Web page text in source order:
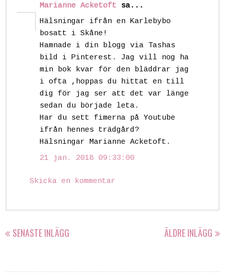
Marianne Acketoft sa...
Hälsningar ifrån en Karlebybo
bosatt i Skåne!
Hamnade i din blogg via Tashas
bild i Pinterest. Jag vill nog ha
min bok kvar för den bläddrar jag
i ofta ,hoppas du hittat en till
dig för jag ser att det var länge
sedan du började leta.
Har du sett fimerna på Youtube
ifrån hennes trädgård?
Hälsningar Marianne Acketoft.
21 jan. 2018 09:33:00
Skicka en kommentar
SENASTE INLÄGG ÄLDRE INLÄGG